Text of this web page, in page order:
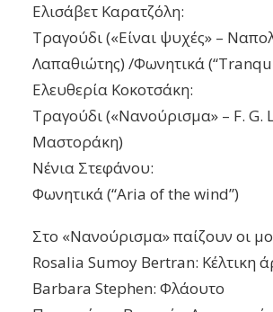
Ελισάβετ Καρατζόλη:
Τραγούδι («Είναι ψυχές» –
Λαπαθιώτης) /Φωνητικά
Ελευθερία Κοκοτσάκη:
Τραγούδι («Νανούρισμα» – F. G.
Μαστοράκη)
Νένια Στεφάνου:
Φωνητικά (“Aria of the wind”)
Στο «Νανούρισμα» παίζουν οι
Rosalia Sumoy Bertran: Κέλτικη
Barbara Stephen: Φλάουτο